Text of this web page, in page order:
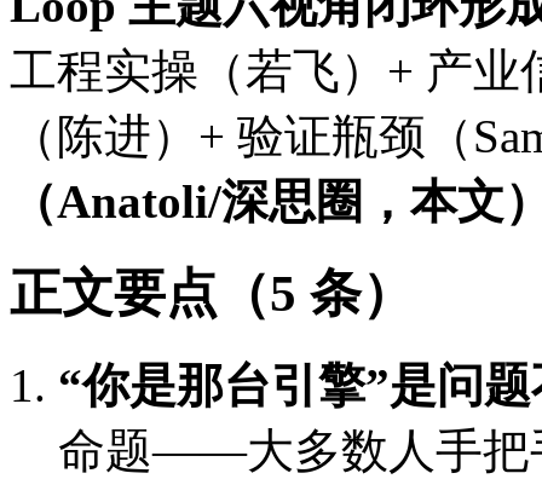
工程实操（若飞）+ 产业
（陈进）+ 验证瓶颈（
（Anatoli/深思圈，本文
正文要点（5 条）
“你是那台引擎”是问
命题——大多数人手把